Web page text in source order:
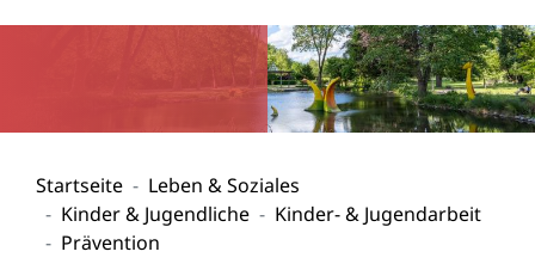
Startseite
Leben & Soziales
Kinder & Jugendliche
Kinder- & Jugendarbeit
Prävention